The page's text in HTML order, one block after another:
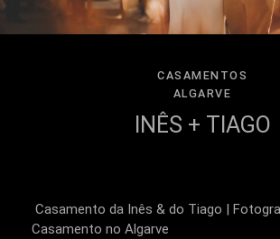
CASAMENTOS
ALGARVE
INÊS + TIAGO
Casamento da Inês & do Tiago |
Casamento no Algarve